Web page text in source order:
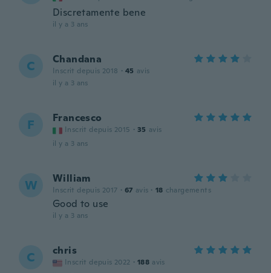
Discretamente bene
il y a 3 ans
C Chandana
Inscrit depuis 2018 · 45 avis
il y a 3 ans
F Francesco
Inscrit depuis 2015 · 35 avis
il y a 3 ans
W William
Inscrit depuis 2017 · 67 avis · 18 chargements
Good to use
il y a 3 ans
C chris
Inscrit depuis 2022 · 188 avis